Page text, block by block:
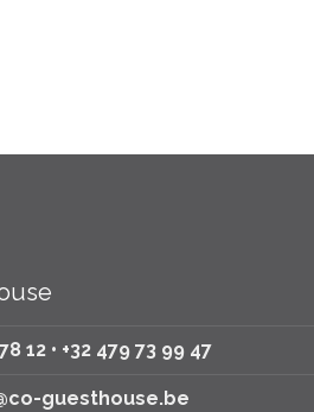
12 • +32 479 73 99 47
guesthouse.be